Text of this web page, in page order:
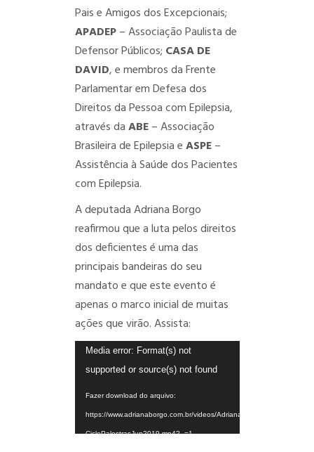
Pais e Amigos dos Excepcionais;
APADEP– Associação Paulista de
Defensor Públicos; CASA DE
DAVID, e membros da Frente
Parlamentar em Defesa dos
Direitos da Pessoa com Epilepsia,
através daABE– Associação
Brasileira de Epilepsia eASPE–
Assistência à Saúde dos Pacientes
com Epilepsia.
A deputada Adriana Borgo
reafirmou que a luta pelos direitos
dos deficientes é uma das
principais bandeiras do seu
mandato e que este evento é
apenas o marco inicial de muitas
ações que virão. Assista:
Tocador
de
Media error: Format(s) not
supported or source(s) not found
Fazer download do arquivo:
https://www.adrianaborgo.com.br/videos/AdrianaBorgo-
CicloPalestrasJun2019.mp4?_=1